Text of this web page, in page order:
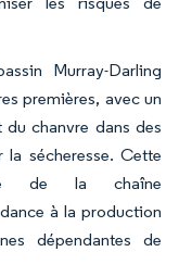
Murray-Darling
premières, avec un
chanvre dans des
sécheresse. Cette
de la chaîne
à la production
dépendantes de